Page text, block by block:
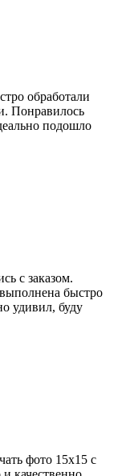
обработали
Понравилось
подошло
с заказом.
быстро
удивил, буду
фото 15х15 с